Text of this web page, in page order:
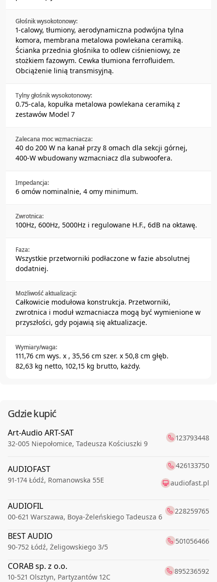
Głośnik wysokotonowy:
1-calowy, tłumiony, aerodynamiczna podwójna tylna
komora, membrana metalowa powlekana ceramiką.
Ścianka przednia głośnika to odlew ciśnieniowy, ze
stożkiem fazowym. Cewka tłumiona ferrofluidem.
Obciążenie linią transmisyjną.
Tylny głośnik wysokotonowy:
0.75-cala, kopułka metalowa powlekana ceramiką z
zestawów Model 7
Zalecana moc wzmacniacza:
40 do 200 W na kanał przy 8 omach dla sekcji górnej,
400-W wbudowany wzmacniacz dla subwoofera.
Impedancja:
6 omów nominalnie, 4 omy minimum.
Zwrotnica:
100Hz, 600Hz, 5000Hz i regulowane H.F., 6dB na oktawę.
Faza:
Wszystkie przetworniki podłaczone w fazie absolutnej
dodatniej.
Możliwość aktualizacji:
Całkowicie modułowa konstrukcja. Przetworniki,
zwrotnica i moduł wzmacniacza mogą być wymienione w
przyszłości, gdy pojawią się aktualizacje.
Wymiary/waga:
111,76 cm wys. x , 35,56 cm szer. x 50,8 cm głęb.
82,63 kg netto, 102,15 kg brutto, każdy.
Gdzie kupić
Art-Audio ART-SAT
32-005 Niepołomice, Tadeusza Kościuszki 9
123793448
AUDIOFAST
91-174 Łódź, Romanowska 55E
426133750
audiofast.pl
AUDIOFIL
00-621 Warszawa, Boya-Żeleńskiego Tadeusza 6
228259765
BEST AUDIO
90-752 Łódź, Żeligowskiego 3/5
501056466
CORAB sp. z o.o.
10-521 Olsztyn, Partyzantów 12C
895236592